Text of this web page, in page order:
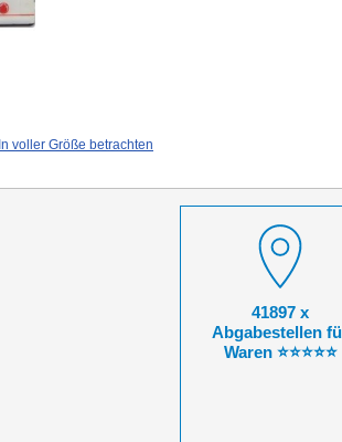
In voller Größe betrachten
41897 x
Abgabestellen
Waren ⭐⭐⭐⭐⭐